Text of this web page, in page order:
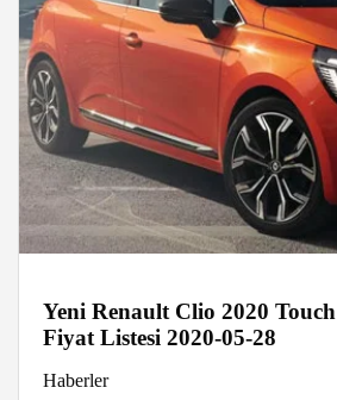
Yeni Renault Clio 2020
Fiyat Listesi 2020-05-28
Haberler